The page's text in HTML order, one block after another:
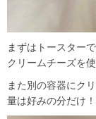
まずはトースター
クリームチーズを
また別の容器にク
量は好みの分だけ！